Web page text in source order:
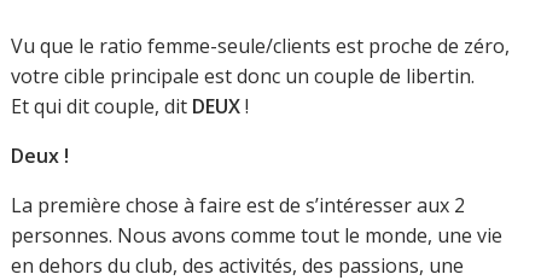
Vu que le ratio femme-seule/clients est proche de zéro,
votre cible principale est donc un couple de libertin.
Et qui dit couple, dit DEUX!
Deux !
La première chose à faire est de s’intéresser aux 2
personnes. Nous avons comme tout le monde, une vie
en dehors du club, des activités, des passions, une